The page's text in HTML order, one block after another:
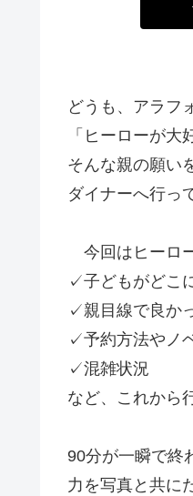
どうも、アラフ
「ヒーローが大
そんな親の願い
ダイナーへ行っ
今回はヒーロ
✓子どもがどこ
✓親目線で良か
✓予約方法やノ
✓混雑状況
など、これから
90分が一瞬で終
力を写真と共に